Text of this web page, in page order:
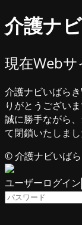
介護ナ
現在Web
介護ナビいばら
りがとうございま
誠に勝手ながら
て閉鎖いたしまし
© 介護ナビいば
ユーザーログイン